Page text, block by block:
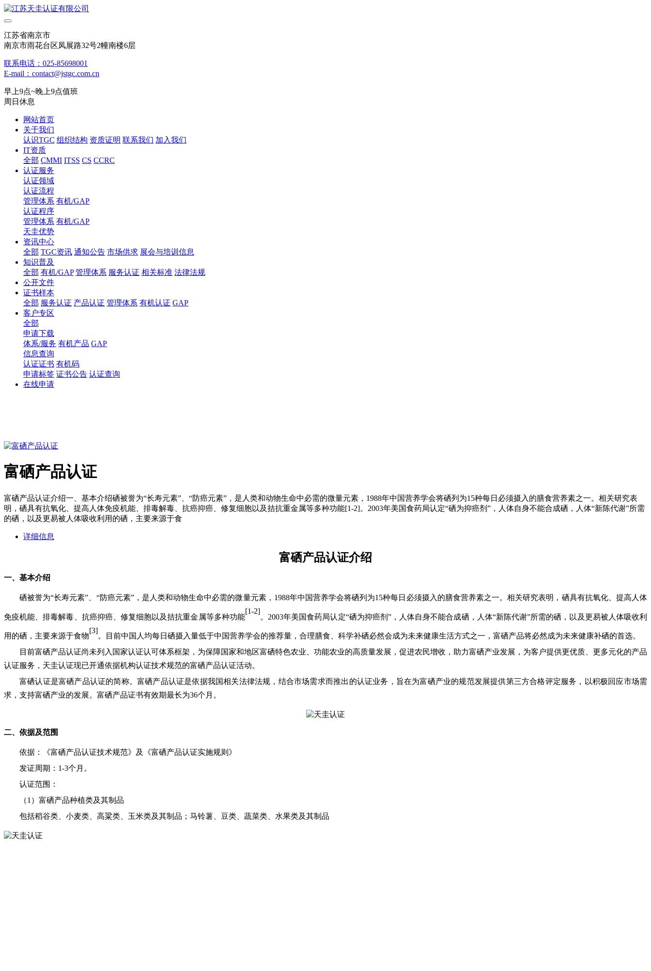
江苏省南京市
南京市雨花台区凤展路32号2幢南楼6层
联系电话：025-85698001
E-mail：contact@jstgc.com.cn
早上9点~晚上9点值班
周日休息
网站首页
关于我们
认识TGC 组织结构 资质证明 联系我们 加入我们
IT资质
全部 CMMI ITSS CS CCRC
认证服务
认证领域
认证流程
管理体系 有机/GAP
认证程序
管理体系 有机/GAP
天圭优势
资讯中心
全部 TGC资讯 通知公告 市场供求 展会与培训信息
知识普及
全部 有机/GAP 管理体系 服务认证 相关标准 法律法规
公开文件
证书样本
全部 服务认证 产品认证 管理体系 有机认证 GAP
客户专区
全部
申请下载
体系/服务 有机产品 GAP
信息查询
认证证书 有机码
申请标签 证书公告 认证查询
在线申请
富硒产品认证
富硒产品认证介绍一、基本介绍硒被誉为“长寿元素”、“防癌元素”，是人类和动物生命中必需的微量元素，1988年中国营养学会将硒列为15种每日必须摄入的膳食营养素之一。相关研究表
明，硒具有抗氧化、提高人体免疫机能、排毒解毒、抗癌抑癌、修复细胞以及拮抗重金属等多种功能[1-2]。2003年美国食药局认定“硒为抑癌剂”，人体自身不能合成硒，人体“新陈代谢”所需
的硒，以及更易被人体吸收利用的硒，主要来源于食
详细信息
富硒产品认证介绍
一、基本介绍
硒被誉为“长寿元素”、“防癌元素”，是人类和动物生命中必需的微量元素，1988年中国营养学会将硒列为15种每日必须摄入的膳食营养素之一。相关研究表明，硒具有抗氧化、提高人体
免疫机能、排毒解毒、抗癌抑癌、修复细胞以及拮抗重金属等多种功能
[1-2]
。2003年美国食药局认定“硒为抑癌剂”，人体自身不能合成硒，人体“新陈代谢”所需的硒，以及更易被人体吸收利
用的硒，主要来源于食物
[3]
。目前中国人均每日硒摄入量低于中国营养学会的推荐量，合理膳食、科学补硒必然会成为未来健康生活方式之一，富硒产品将必然成为未来健康补硒的首选。
目前富硒产品认证尚未列入国家认证认可体系框架，为保障国家和地区富硒特色农业、功能农业的高质量发展，促进农民增收，助力富硒产业发展，为客户提供更优质、更多元化的产品
认证服务，天圭认证现已开通依据机构认证技术规范的富硒产品认证活动。
富硒认证是富硒产品认证的简称。富硒产品认证是依据我国相关法律法规，结合市场需求而推出的认证业务，旨在为富硒产业的规范发展提供第三方合格评定服务，以积极回应市场需
求，支持富硒产业的发展。富硒产品证书有效期最长为36个月。
二、依据及范围
依据：《富硒产品认证技术规范》及
《富硒产品认证实施规则》
发证周期：1-3个月。
认证范围：
（1）富硒产品种植类及其制品
包括稻谷类、小麦类、高粱类、玉米类及其制品；马铃薯、豆类、蔬菜类、水果类及其制品